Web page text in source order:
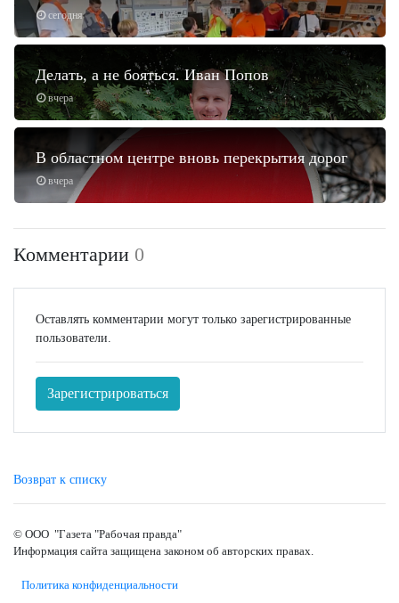
сегодня
вчера
Делать, а не бояться. Иван Попов
вчера
В областном центре вновь перекрытия дорог
Комментарии 0
Оставлять комментарии могут только зарегистрированные
пользователи.
Зарегистрироваться
Возврат к списку
© ООО "Газета "Рабочая правда"
Информация сайта защищена законом об авторских правах.
Политика конфиденциальности